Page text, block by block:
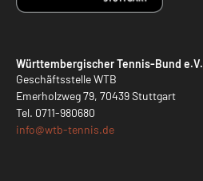
Württembergischer Tennis-Bund e.V.
Geschäftsstelle WTB
Emerholzweg 79, 70439 Stuttgart
Tel. 0711-980680
info@wtb-tennis.de